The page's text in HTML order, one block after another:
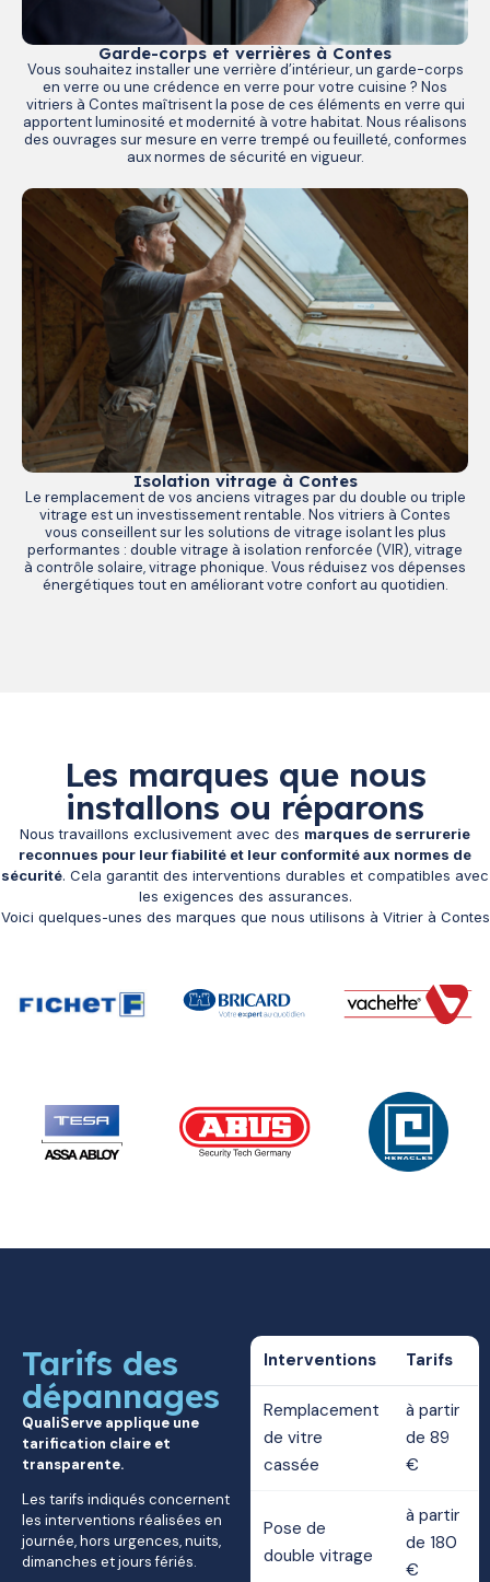
Garde-corps et verrières à Contes
Vous souhaitez installer une verrière d’intérieur, un garde-corps
en verre ou une crédence en verre pour votre cuisine ? Nos
vitriers à Contes maîtrisent la pose de ces éléments en verre qui
apportent luminosité et modernité à votre habitat. Nous réalisons
des ouvrages sur mesure en verre trempé ou feuilleté, conformes
aux normes de sécurité en vigueur.
Isolation vitrage à Contes
Le remplacement de vos anciens vitrages par du double ou triple
vitrage est un investissement rentable. Nos vitriers à Contes
vous conseillent sur les solutions de vitrage isolant les plus
performantes : double vitrage à isolation renforcée (VIR), vitrage
à contrôle solaire, vitrage phonique. Vous réduisez vos dépenses
énergétiques tout en améliorant votre confort au quotidien.
Les marques que nous
installons ou réparons
Nous travaillons exclusivement avec des marques de serrurerie
reconnues pour leur fiabilité et leur conformité aux normes de
sécurité. Cela garantit des interventions durables et compatibles avec
les exigences des assurances.
Voici quelques-unes des marques que nous utilisons à Vitrier à Contes
Tarifs des
dépannages
QualiServe applique une
tarification claire et
transparente.
Les tarifs indiqués concernent
les interventions réalisées en
journée, hors urgences, nuits,
dimanches et jours fériés.
Interventions Tarifs
Remplacement
de vitre
cassée
à partir
de 89
€
Pose de
double vitrage
à partir
de 180
€